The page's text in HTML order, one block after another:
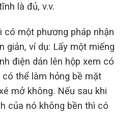
là đủ, v.v.
có một phương pháp nhận
giản, ví dụ: Lấy một miếng
điện dán lên hộp xem có
thể làm hỏng bề mặt
mở không. Nếu sau khi
của nó không bền thì có